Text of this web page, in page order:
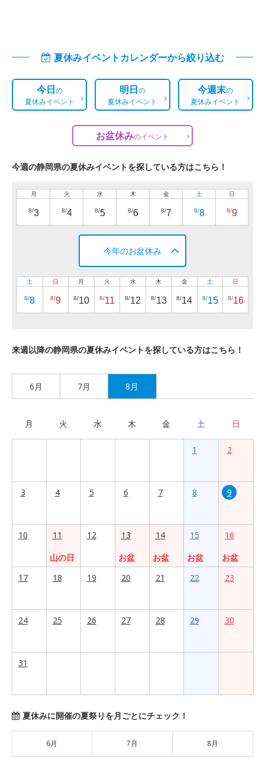
夏休みイベントカレンダーから絞り込む
今日の
夏休みイベント
明日の
夏休みイベント
今週末の
夏休みイベント
お盆休みのイベント
今週の静岡県の夏休みイベントを探している方はこちら！
月
8/3
火
8/4
水
8/5
木
8/6
金
8/7
土
8/8
日
8/9
今年のお盆休み
土
8/8
日
8/9
月
8/10
火
8/11
水
8/12
木
8/13
金
8/14
土
8/15
日
8/16
来週以降の静岡県の夏休みイベントを探している方はこちら！
6月 7月 8月
月 火 水 木 金 土 日
1 2
3 4 5 6 7 8 9
10
11
山の日
12
13
お盆
14
お盆
15
お盆
16
お盆
17
18 19 20 21 22 23
24 25 26 27 28 29 30
31
夏休みに開催の夏祭りを月ごとにチェック！
6月 7月 8月